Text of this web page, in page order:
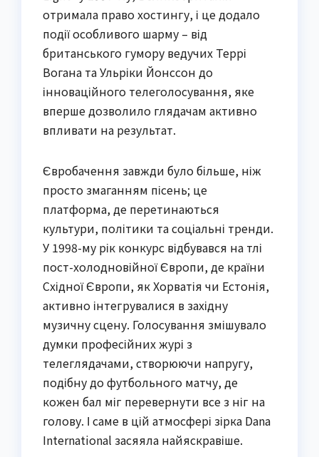
отримала право хостингу, і це додало
події особливого шарму – від
британського гумору ведучих Террі
Вогана та Ульріки Йонссон до
інноваційного телеголосування, яке
вперше дозволило глядачам активно
впливати на результат.
Євробачення завжди було більше, ніж
просто змаганням пісень; це
платформа, де перетинаються
культури, політики та соціальні тренди.
У 1998-му рік конкурс відбувався на тлі
пост-холодновійної Європи, де країни
Східної Європи, як Хорватія чи Естонія,
активно інтегрувалися в західну
музичну сцену. Голосування змішувало
думки професійних журі з
телеглядачами, створюючи напругу,
подібну до футбольного матчу, де
кожен бал міг перевернути все з ніг на
голову. І саме в цій атмосфері зірка Dana
International засяяла найяскравіше.